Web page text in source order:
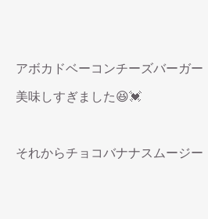
アボカドベーコンチーズバーガー
美味しすぎました😆💓
それからチョコバナナスムージー